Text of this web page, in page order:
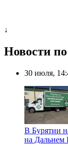
↓
Новости
30 июля,
В Бурятии
на Дальнем